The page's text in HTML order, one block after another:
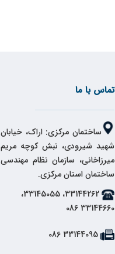
تماس با ما
ساختمان مرکزی: اراک، خیابان
شهید شیرودی، نبش کوچه مریم
میرزاخانی، سازمان نظام مهندسی
ساختمان استان مرکزی.
33144262، 33145055،
33144660 086
33144095 086